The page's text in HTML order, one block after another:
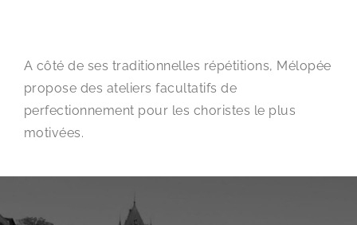
A côté de ses traditionnelles répétitions, Mélopée
propose des ateliers facultatifs de
perfectionnement pour les choristes le plus
motivées.